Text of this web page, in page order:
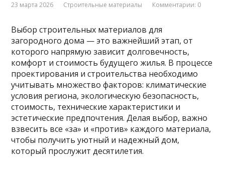
23 марта 2026 Строительные материалы Комментарии: 0
Выбор строительных материалов для
загородного дома — это важнейший этап, от
которого напрямую зависит долговечность,
комфорт и стоимость будущего жилья. В процессе
проектирования и строительства необходимо
учитывать множество факторов: климатические
условия региона, экологическую безопасность,
стоимость, технические характеристики и
эстетические предпочтения. Делая выбор, важно
взвесить все «за» и «против» каждого материала,
чтобы получить уютный и надежный дом,
который прослужит десятилетия.